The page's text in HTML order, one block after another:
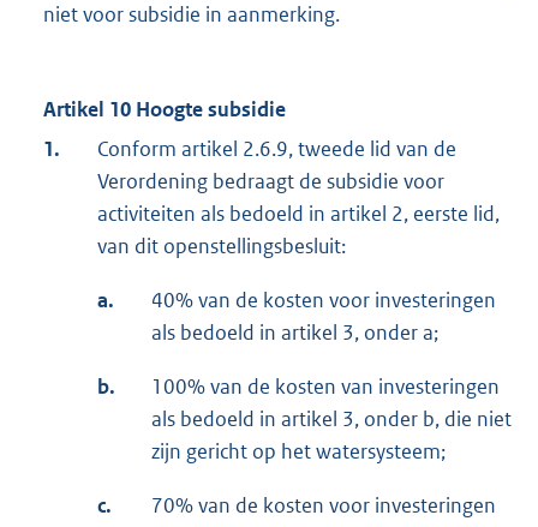
niet voor subsidie in aanmerking.
Artikel 10 Hoogte subsidie
1.
Conform artikel 2.6.9, tweede lid van de
Verordening bedraagt de subsidie voor
activiteiten als bedoeld in artikel 2, eerste lid,
van dit openstellingsbesluit:
a.
40% van de kosten voor investeringen
als bedoeld in artikel 3, onder a;
b.
100% van de kosten van investeringen
als bedoeld in artikel 3, onder b, die niet
zijn gericht op het watersysteem;
c.
70% van de kosten voor investeringen